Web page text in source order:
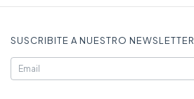
SUSCRIBITE A NUESTRO NEWSLETTER